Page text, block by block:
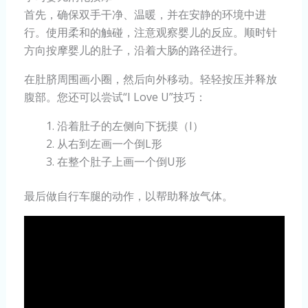
首先，确保双手干净、温暖，并在安静的环境中进
行。使用柔和的触碰，注意观察婴儿的反应。顺时针
方向按摩婴儿的肚子，沿着大肠的路径进行。
在肚脐周围画小圈，然后向外移动。轻轻按压并释放
腹部。您还可以尝试“I Love U”技巧：
沿着肚子的左侧向下抚摸（I）
从右到左画一个倒L形
在整个肚子上画一个倒U形
最后做自行车腿的动作，以帮助释放气体。